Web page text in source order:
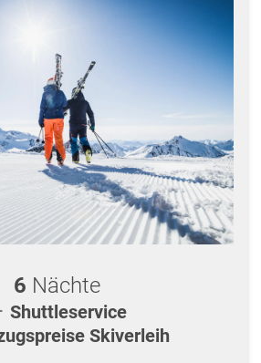
6 Nächte
Shuttleservice
Skiverleih